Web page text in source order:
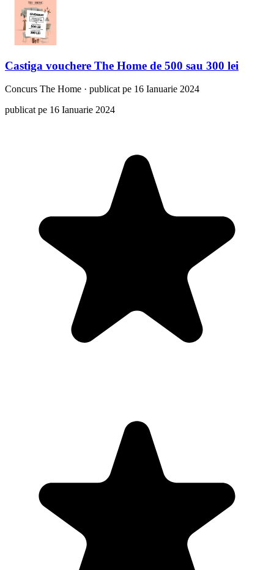
Castiga vouchere The Home de 500 sau 300 lei
Concurs The Home · publicat pe 16 Ianuarie 2024
publicat pe 16 Ianuarie 2024